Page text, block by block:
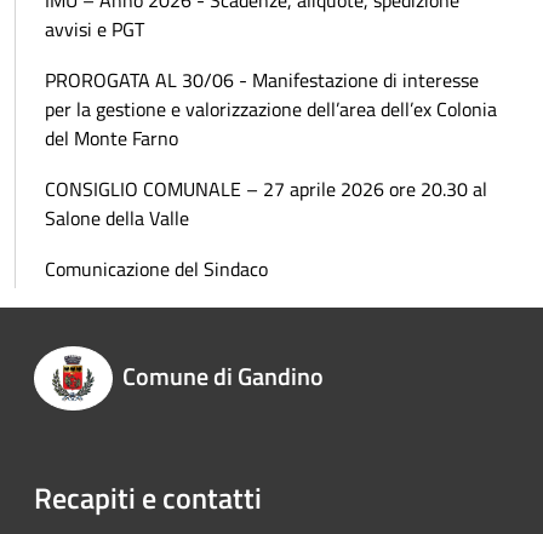
avvisi e PGT
PROROGATA AL 30/06 - Manifestazione di interesse
per la gestione e valorizzazione dell’area dell’ex Colonia
del Monte Farno
CONSIGLIO COMUNALE – 27 aprile 2026 ore 20.30 al
Salone della Valle
Comunicazione del Sindaco
Comune di Gandino
Recapiti e contatti